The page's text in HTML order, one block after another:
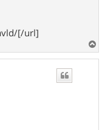
[/url]
a
u